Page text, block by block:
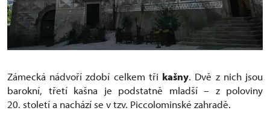
Zámecká nádvoří zdobí celkem tři kašny. Dvě z nich jsou
barokní, třetí kašna je podstatně mladší – z poloviny
20. století a nachází se v tzv. Piccolominské zahradě.